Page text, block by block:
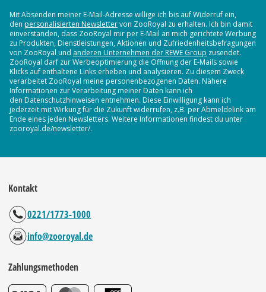
Mit Absenden meiner E-Mail-Adresse willige ich bis auf Widerruf ein,
den personalisierten Newslettervon ZooRoyal zu erhalten. Ich bin damit
einverstanden, dass ZooRoyal mir per E-Mail an mich gerichtete Werbung
zu Produkten, Dienstleistungen, Aktionen und Zufriedenheitsbefragungen
von ZooRoyal und anderen Unternehmen der REWE Group zusendet.
ZooRoyal darf zur Werbeoptimierung die Öffnung der E-Mails sowie
Klicks auf enthaltene Links erheben und analysieren. Zu diesem Zweck
verarbeitet ZooRoyal meine personenbezogenen Daten. Nähere
Informationen zur Verarbeitung meiner Daten kann ich
den Datenschutzhinweisen entnehmen. Diese Einwilligung kann ich
jederzeit mit Wirkung für die Zukunft widerrufen, z.B. per Abmeldelink am
Ende eines jeden Newsletters. Weitere Informationen findest du unter
zooroyal.de/newsletter/.
Kontakt
0221/1773-1000
info@zooroyal.de
Zahlungsmethoden